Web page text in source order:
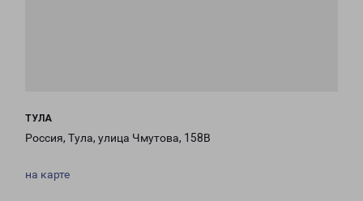
ТУЛА
Россия, Тула, улица Чмутова, 158В
на карте